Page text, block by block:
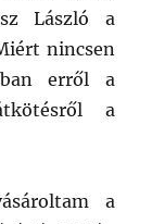
László a
nincsen
erről a
a
a